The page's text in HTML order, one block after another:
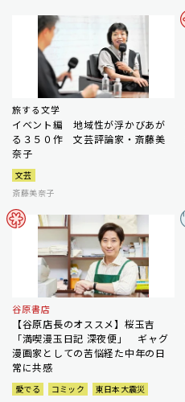
旅する文学
イベント編 地域性が浮かびあが
る３５０作 文芸評論家・斎藤美
奈子
文芸
斎藤美奈子
谷原書店
【谷原店長のオススメ】桜玉吉
「満喫漫玉日記 深夜便」 ギャグ
漫画家としての苦悩経た中年の日
常に共感
愛でる コミック
東日本大震災